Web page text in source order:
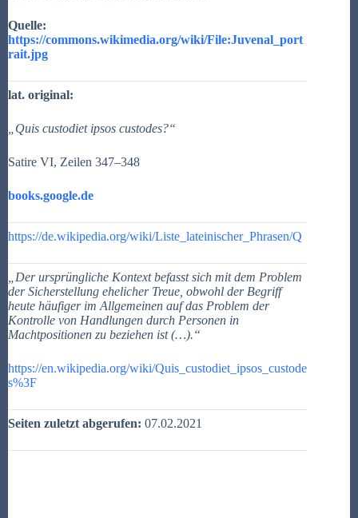
Quelle:
https://commons.wikimedia.org/wiki/File:Juvenal_port
rait.jpg
lat. original:
„Quis custodiet ipsos custodes?“
Satire VI, Zeilen 347–348
books.google.de
https://de.wikipedia.org/wiki/Liste_lateinischer_Phrasen/Q
„Der ursprüngliche Kontext befasst sich mit dem Problem
der Sicherstellung ehelicher Treue , obwohl der Begriff
heute häufiger im Allgemeinen auf das Problem der
Kontrolle von Handlungen durch Personen in
Machtpositionen zu beziehen ist(…).“
https://en.wikipedia.org/wiki/Quis_custodiet_ipsos_custode
s%3F
Seiten zuletzt abgerufen: 07.02.2021